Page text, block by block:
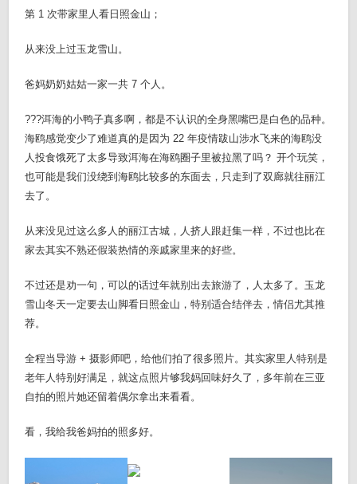
第 1 次带家里人看日照金山；
从来没上过玉龙雪山。
爸妈奶奶姑姑一家一共 7 个人。
???洱海的小鸭子真多啊，都是不认识的全身黑嘴巴是白色的品种。
海鸥感觉变少了难道真的是因为 22 年疫情跋山涉水飞来的海鸥没
人投食饿死了太多导致洱海在海鸥圈子里被拉黑了吗？ 开个玩笑，
也可能是我们没绕到海鸥比较多的东面去，只走到了双廊就往丽江
去了。
从来没见过这么多人的丽江古城，人挤人跟赶集一样，不过也比在
家去其实不熟还假装热情的亲戚家里来的好些。
不过还是劝一句，可以的话过年就别出去旅游了，人太多了。玉龙
雪山冬天一定要去山脚看日照金山，特别适合结伴去，情侣尤其推
荐。
全程当导游 + 摄影师吧，给他们拍了很多照片。其实家里人特别是
老年人特别好满足，就这点照片够我妈回味好久了，多年前在三亚
自拍的照片她还留着偶尔拿出来看看。
看，我给我爸妈拍的照多好。